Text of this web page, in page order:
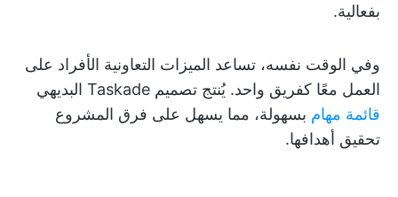
بفعالية.
وفي الوقت نفسه، تساعد الميزات التعاونية الأفراد على
العمل معًا كفريق واحد. يُنتج تصميم Taskade البديهي
قائمة مهام بسهولة، مما يسهل على فرق المشروع
تحقيق أهدافها.